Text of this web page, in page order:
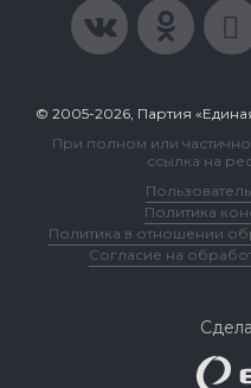
© 2005-2026, Партия
При полном или
ссылка на
Политика
Политика в отношении
Согласие на